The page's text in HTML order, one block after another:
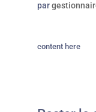
par
content here